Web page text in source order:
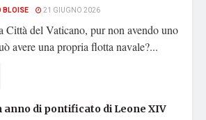
BLOISE 21 GIUGNO 2026
Città del Vaticano, pur non avendo uno
avere una propria flotta navale?...
anno di pontificato di Leone XIV